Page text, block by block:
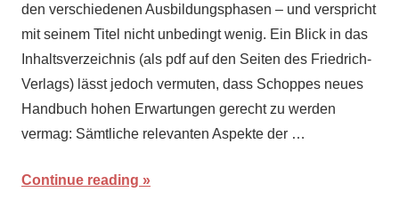
den verschiedenen Ausbildungsphasen – und verspricht
mit seinem Titel nicht unbedingt wenig. Ein Blick in das
Inhaltsverzeichnis (als pdf auf den Seiten des Friedrich-
Verlags) lässt jedoch vermuten, dass Schoppes neues
Handbuch hohen Erwartungen gerecht zu werden
vermag: Sämtliche relevanten Aspekte der …
Continue reading